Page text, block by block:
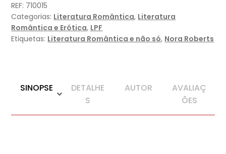
REF: 710015
Categorias: Literatura Romântica, Literatura
Romântica e Erótica, LPF
Etiquetas: Literatura Romântica e não só, Nora Roberts
SINOPSE
DETALHE
S
AUTOR
AVALIAÇ
ÕES